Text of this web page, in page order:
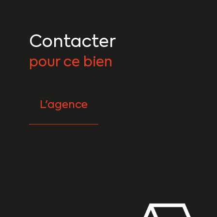
Contacter
pour ce bien
L'agence